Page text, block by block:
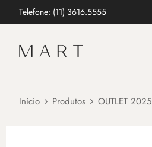
Telefone: (11) 3616.5555
Início Produtos OUTLET 2025